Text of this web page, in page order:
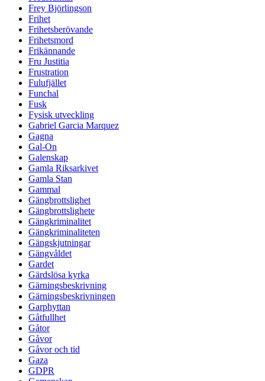
Frey Björlingson
Frihet
Frihetsberövande
Frihetsmord
Frikännande
Fru Justitia
Frustration
Fulufjället
Funchal
Fusk
Fysisk utveckling
Gabriel Garcia Marquez
Gagna
Gal-On
Galenskap
Gamla Riksarkivet
Gamla Stan
Gammal
Gängbrottslighet
Gängbrottslighete
Gängkriminalitet
Gängkriminaliteten
Gängskjutningar
Gängvåldet
Gardet
Gärdslösa kyrka
Gärningsbeskrivning
Gärningsbeskrivningen
Garphyttan
Gåtfullhet
Gåtor
Gåvor
Gåvor och tid
Gaza
GDPR